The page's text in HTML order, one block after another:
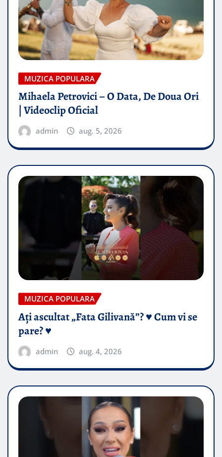
MUZICA POPULARA
Mihaela Petrovici – O Data, De Doua Ori
| Videoclip Oficial
admin aug. 5, 2026
MUZICA POPULARA
Ați ascultat „Fata Gilivană”? ♥️ Cum vi se
pare? ♥️
admin aug. 4, 2026